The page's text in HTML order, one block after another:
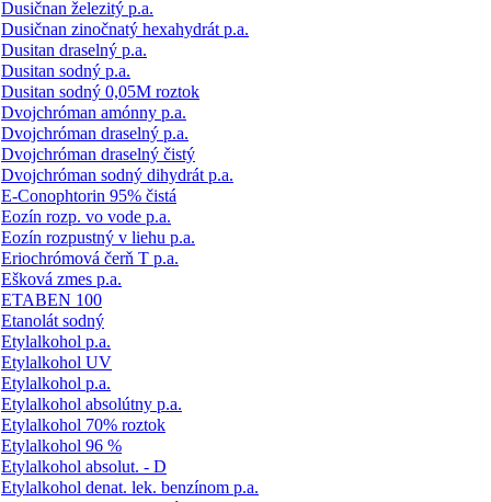
Dusičnan železitý p.a.
Dusičnan zinočnatý hexahydrát p.a.
Dusitan draselný p.a.
Dusitan sodný p.a.
Dusitan sodný 0,05M roztok
Dvojchróman amónny p.a.
Dvojchróman draselný p.a.
Dvojchróman draselný čistý
Dvojchróman sodný dihydrát p.a.
E-Conophtorin 95% čistá
Eozín rozp. vo vode p.a.
Eozín rozpustný v liehu p.a.
Eriochrómová čerň T p.a.
Ešková zmes p.a.
ETABEN 100
Etanolát sodný
Etylalkohol p.a.
Etylalkohol UV
Etylalkohol p.a.
Etylalkohol absolútny p.a.
Etylalkohol 70% roztok
Etylalkohol 96 %
Etylalkohol absolut. - D
Etylalkohol denat. lek. benzínom p.a.